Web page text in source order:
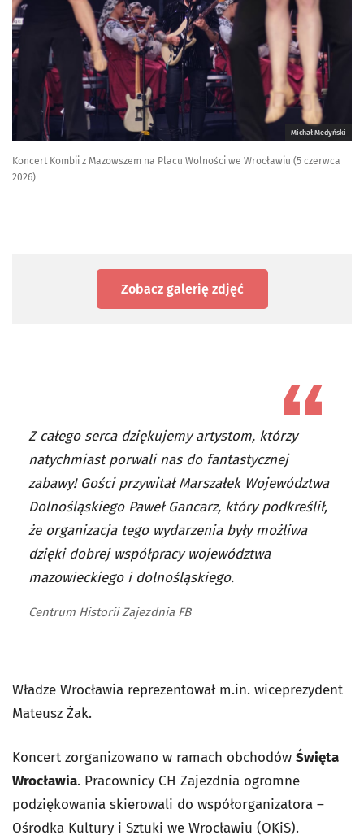
Michał Medyński
Koncert Kombii z Mazowszem na Placu Wolności we Wrocławiu (5 czerwca
2026)
Zobacz galerię zdjęć
Z całego serca dziękujemy artystom, którzy
natychmiast porwali nas do fantastycznej
zabawy! Gości przywitał Marszałek Województwa
Dolnośląskiego Paweł Gancarz, który podkreślił,
że organizacja tego wydarzenia były możliwa
dzięki dobrej współpracy województwa
mazowieckiego i dolnośląskiego.
Centrum Historii Zajezdnia FB
Władze Wrocławia reprezentował m.in. wiceprezydent
Mateusz Żak.
Koncert zorganizowano w ramach obchodów Święta
Wrocławia. Pracownicy CH Zajezdnia ogromne
podziękowania skierowali do współorganizatora –
Ośrodka Kultury i Sztuki we Wrocławiu (OKiS).